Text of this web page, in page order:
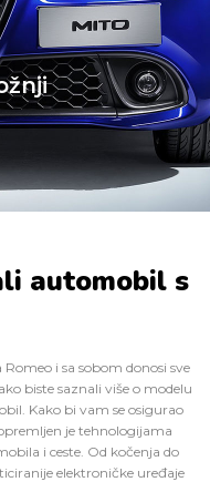
automobil s
i sa sobom donosi sve
biste saznali više o modelu
Kako bi vam se osigurao
je tehnologijama
i ceste. Od kočenja do
elektroničke uređaje